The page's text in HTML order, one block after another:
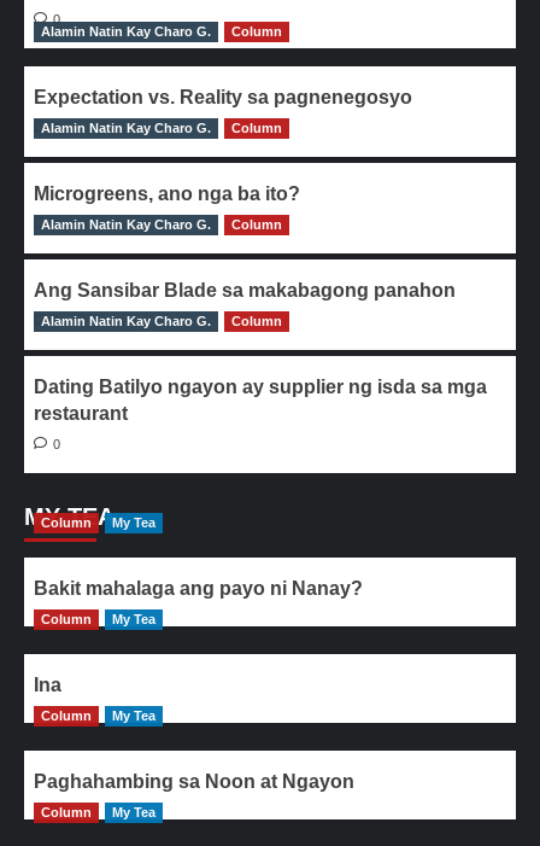
0
Alamin Natin Kay Charo G.
Column
Expectation vs. Reality sa pagnenegosyo
0
Alamin Natin Kay Charo G. Column
Microgreens, ano nga ba ito?
0
Alamin Natin Kay Charo G. Column
Ang Sansibar Blade sa makabagong panahon
0
Alamin Natin Kay Charo G. Column
Dating Batilyo ngayon ay supplier ng isda sa mga
restaurant
0
MY TEA
Column My Tea
Bakit mahalaga ang payo ni Nanay?
Column My Tea
Ina
Column My Tea
Paghahambing sa Noon at Ngayon
Column My Tea